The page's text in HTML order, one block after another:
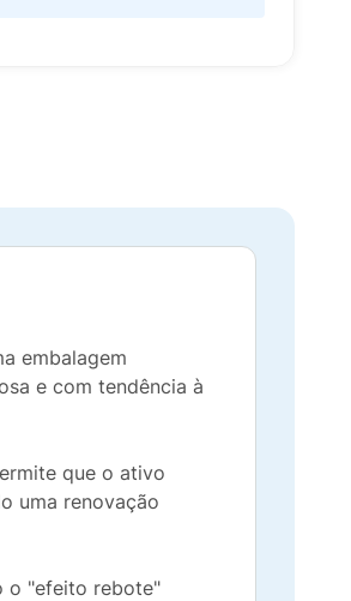
embalagem
e com tendência à
que o ativo
uma renovação
o "efeito rebote"